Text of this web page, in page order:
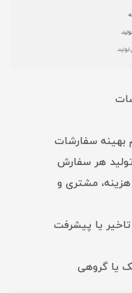
بهینه سفارشات
هر سفارش
مشتری و
یا پیشرفت
یا گروهی